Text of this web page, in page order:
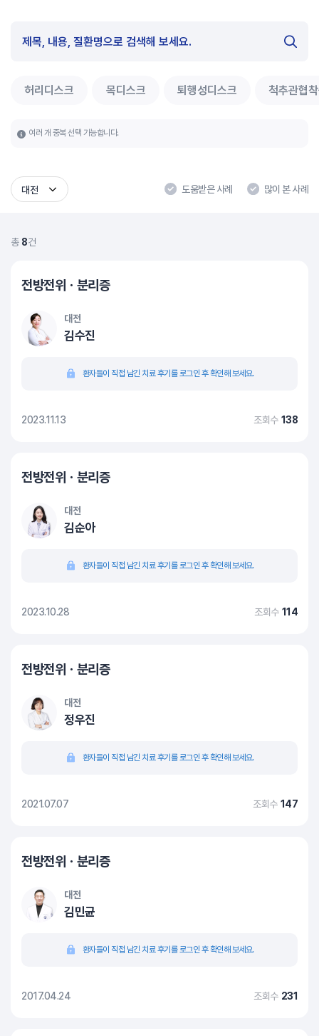
허리디스크 목디스크 퇴행성디스크 척추관협
여러 개 중복 선택 가능합니다.
대전 도움받은 사례 많이 본 사례
총 8건
전방전위ㆍ분리증
대전
김수진
환자들이 직접 남긴 치료 후기를 로그인 후 확인해 보세요.
2023.11.13 조회수 138
전방전위ㆍ분리증
대전
김순아
환자들이 직접 남긴 치료 후기를 로그인 후 확인해 보세요.
2023.10.28 조회수 114
전방전위ㆍ분리증
대전
정우진
환자들이 직접 남긴 치료 후기를 로그인 후 확인해 보세요.
2021.07.07 조회수 147
전방전위ㆍ분리증
대전
김민균
환자들이 직접 남긴 치료 후기를 로그인 후 확인해 보세요.
2017.04.24 조회수 231